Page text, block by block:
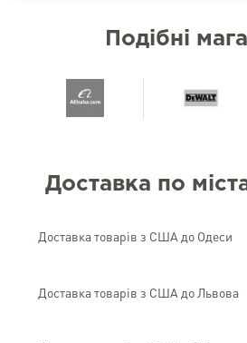
Подібні
Доставка по
Доставка товарів з США до Одеси
Доставка товарів з США до Львова